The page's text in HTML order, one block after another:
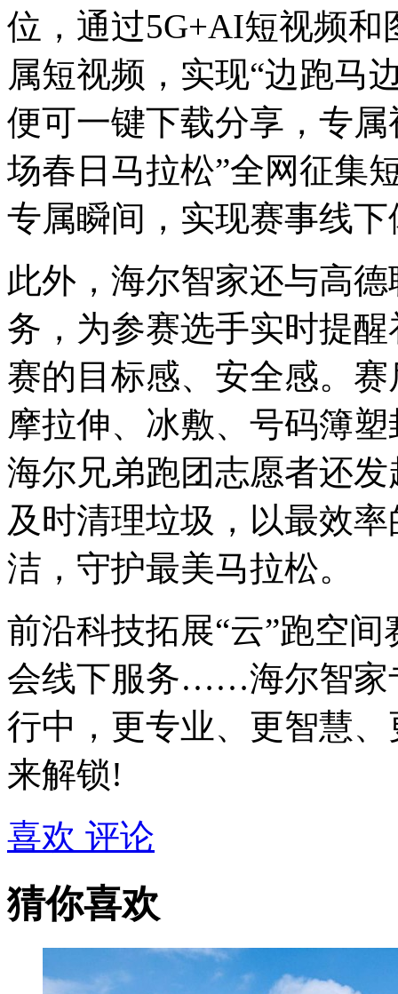
位，通过5G+AI短视频
属短视频，实现“边跑马
便可⼀键下载分享，专
场春日马拉松”全网征集
专属瞬间，实现赛事线
此外，海尔智家还与高
务，为参赛选手实时提
赛的目标感、安全感。
摩拉伸、冰敷、号码簿
海尔兄弟跑团志愿者还
及时清理垃圾，以最效
洁，守护最美马拉松。
前沿科技拓展“云”跑空
会线下服务……海尔智家
行中，更专业、更智慧
来解锁!
喜欢 评论
猜你喜欢